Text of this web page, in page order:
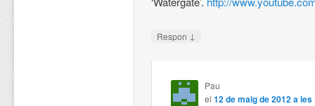
Respon ↓
Pau
el 12 de maig de 2012 a les